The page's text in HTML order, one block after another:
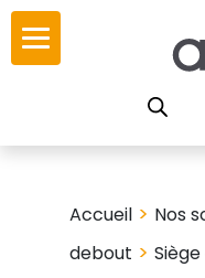
Skip
content
par famille
Accueil > Nos
debout >